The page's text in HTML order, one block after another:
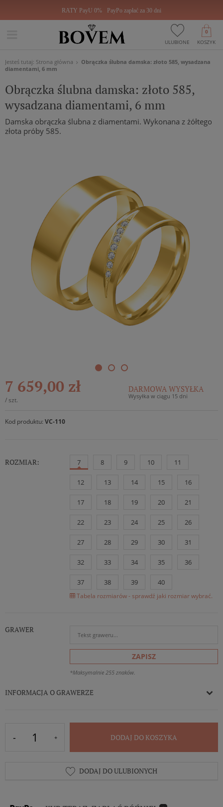
RATY PayU 0% PayPo zapłać za 30 dni
ULUBIONE KOSZYK
0
Jesteś tutaj: Strona główna
Obrączka ślubna damska: złoto 585, wysadzana
diamentami, 6 mm
Obrączka ślubna damska: złoto 585,
wysadzana diamentami, 6 mm
Damska obrączka ślubna z diamentami. Wykonana z żółtego
złota próby 585.
7 659,00 zł
/ szt.
DARMOWA WYSYŁKA
Wysyłka w ciągu 15 dni
Kod produktu: VC-110
ROZMIAR: 7 8 9 10 11
12 13 14 15 16
17 18 19 20 21
22 23 24 25 26
27 28 29 30 31
32 33 34 35 36
37 38 39 40
Tabela rozmiarów - sprawdź jaki rozmiar wybrać.
GRAWER
ZAPISZ
*Maksymalnie 255 znaków.
INFORMACJA O GRAWERZE
DODAJ DO KOSZYKA
DODAJ DO ULUBIONYCH